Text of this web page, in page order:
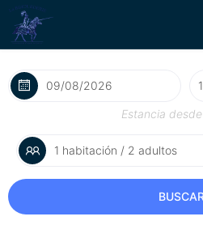
Estancia desde
1 habitación / 2 adultos